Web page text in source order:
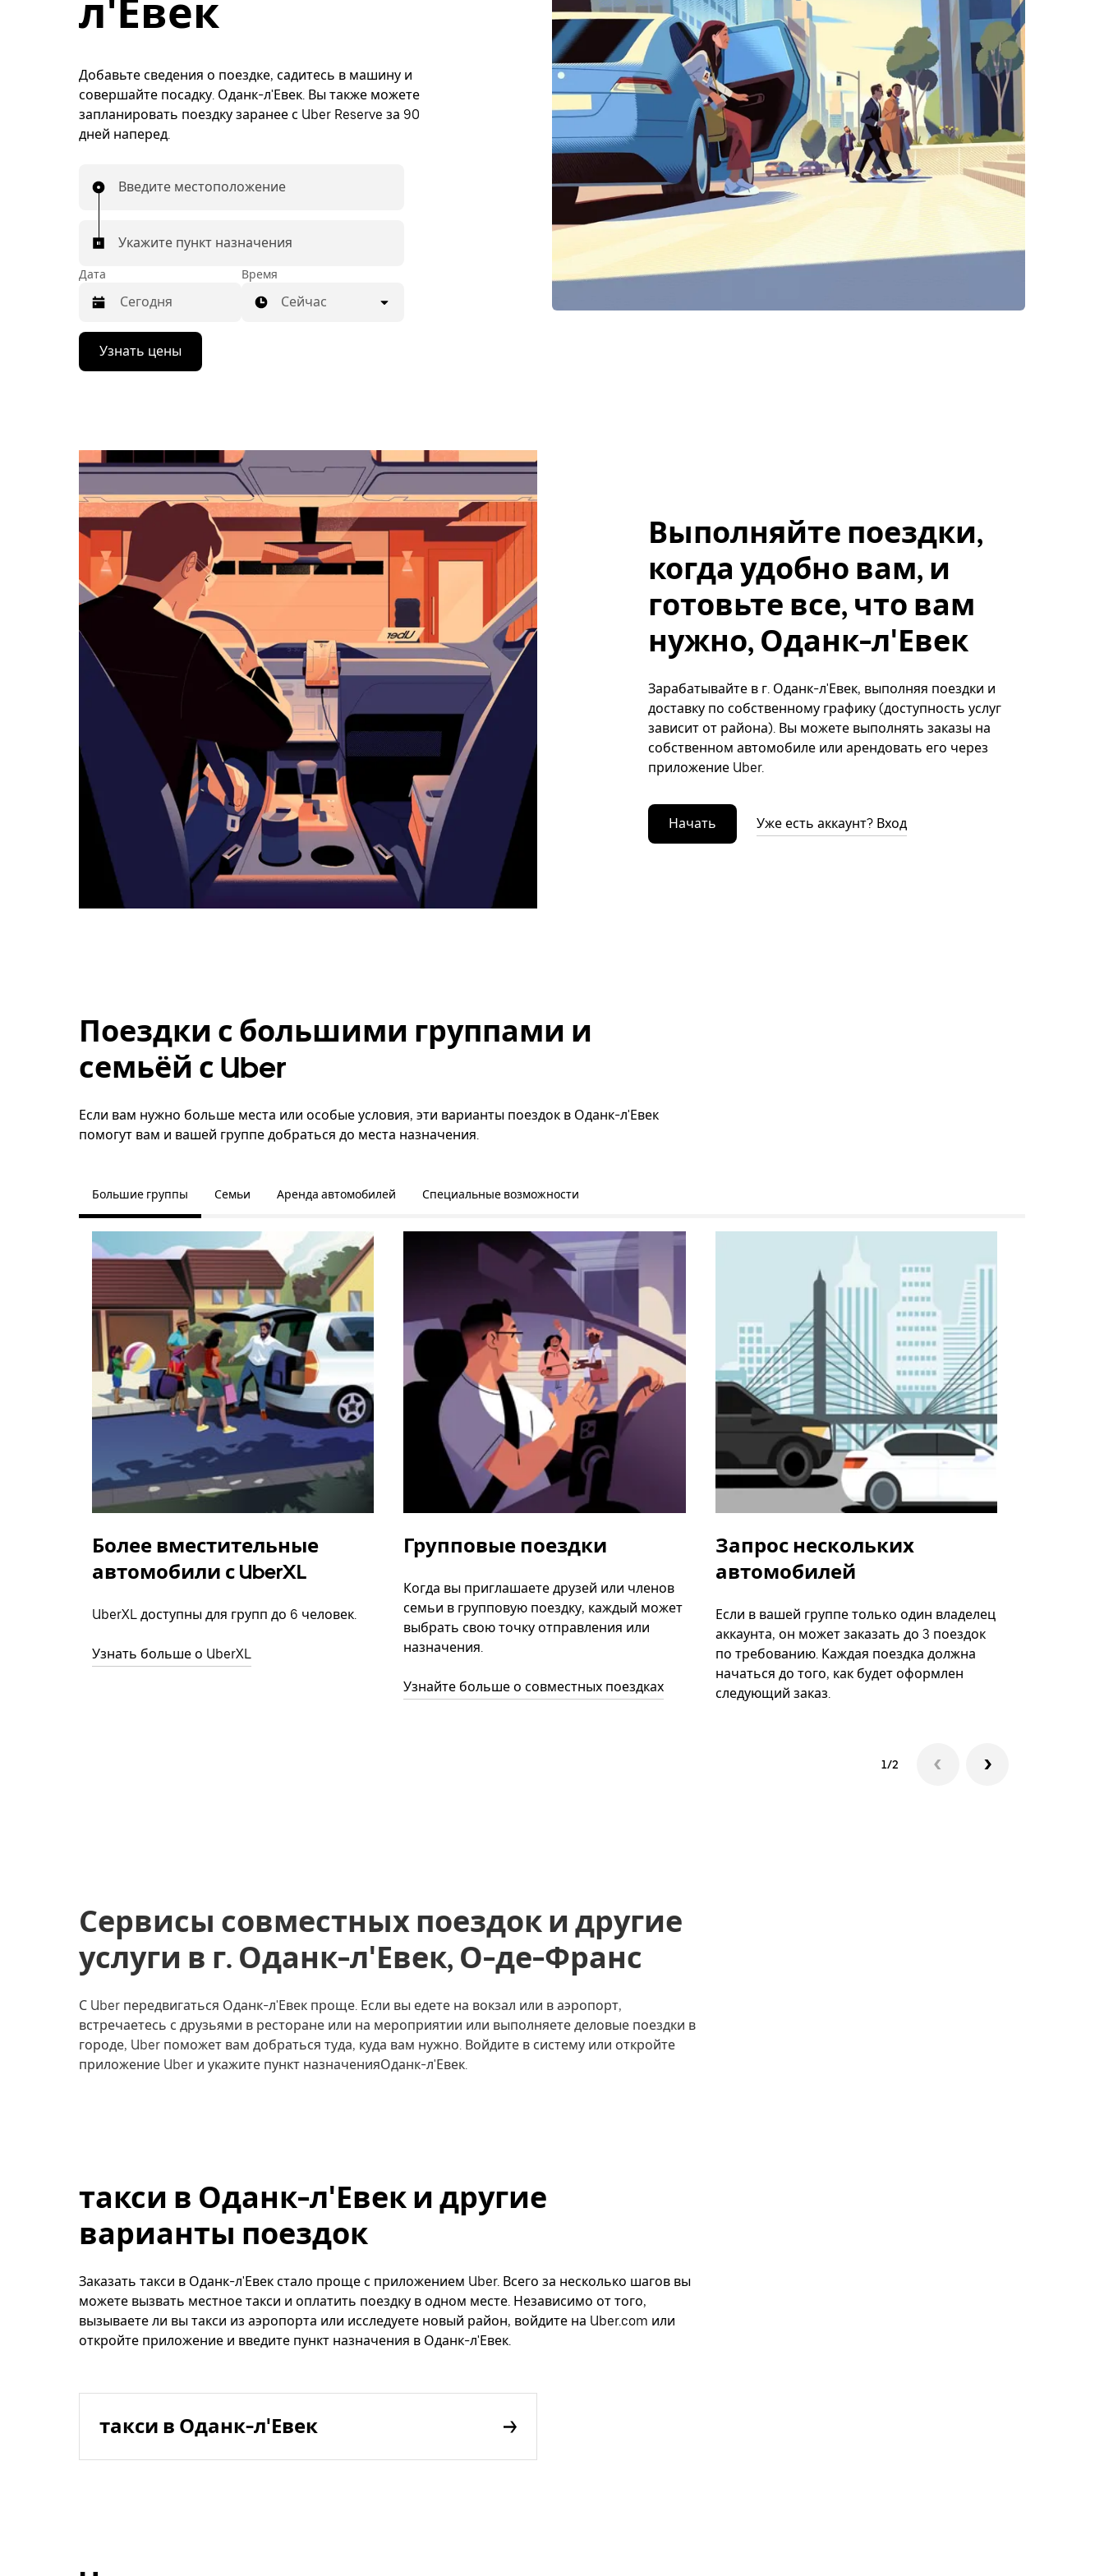
л'Евек
Добавьте сведения о поездке, садитесь в машину и
совершайте посадку. Оданк-л'Евек. Вы также можете
запланировать поездку заранее с Uber Reserve за 90
дней наперед.
Введите местоположение
Укажите пункт назначения
Дата
Нажмите
стрелку
вниз,
выбрать
дату.
закрыть
календарь,
нажмите
Esc.
Время
Сейчас
Узнать цены
Выполняйте поездки,
когда удобно вам, и
готовьте все, что вам
нужно, Оданк-л'Евек
Зарабатывайте в г. Оданк-л'Евек, выполняя поездки и
доставку по собственному графику (доступность услуг
зависит от района). Вы можете выполнять заказы на
собственном автомобиле или арендовать его через
приложение Uber.
Начать Уже есть аккаунт? Вход
Поездки с большими группами и
семьёй с Uber
Если вам нужно больше места или особые условия, эти варианты поездок в Оданк-л'Евек
помогут вам и вашей группе добраться до места назначения.
Большие группы Семьи Аренда автомобилей Специальные возможности
Более вместительные
автомобили с UberXL
UberXL доступны для групп до 6 человек.
Узнать больше о UberXL
Групповые поездки
Когда вы приглашаете друзей или членов
семьи в групповую поездку, каждый может
выбрать свою точку отправления или
назначения.
Узнайте больше о совместных поездках
Запрос нескольких
автомобилей
Если в вашей группе только один владелец
аккаунта, он может заказать до 3 поездок
по требованию. Каждая поездка должна
начаться до того, как будет оформлен
следующий заказ.
1/2
Сервисы совместных поездок и другие
услуги в г. Оданк-л'Евек, О-де-Франс
С Uber передвигаться Оданк-л'Евек проще. Если вы едете на вокзал или в аэропорт,
встречаетесь с друзьями в ресторане или на мероприятии или выполняете деловые поездки в
городе, Uber поможет вам добраться туда, куда вам нужно. Войдите в систему или откройте
приложение Uber и укажите пункт назначенияОданк-л'Евек.
такси в Оданк-л'Евек и другие
варианты поездок
Заказать такси в Оданк-л'Евек стало проще с приложением Uber. Всего за несколько шагов вы
можете вызвать местное такси и оплатить поездку в одном месте. Независимо от того,
вызываете ли вы такси из аэропорта или исследуете новый район, войдите на Uber.com или
откройте приложение и введите пункт назначения в Оданк-л'Евек.
такси в Оданк-л'Евек